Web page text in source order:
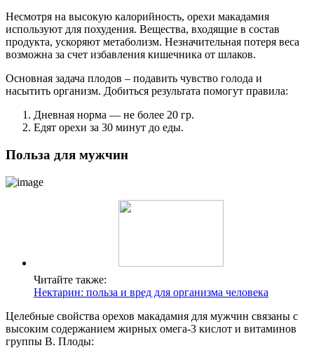
Несмотря на высокую калорийность, орехи макадамия
используют для похудения. Вещества, входящие в состав
продукта, ускоряют метаболизм. Незначительная потеря веса
возможна за счет избавления кишечника от шлаков.
Основная задача плодов – подавить чувство голода и
насытить организм. Добиться результата помогут правила:
Дневная норма — не более 20 гр.
Едят орехи за 30 минут до еды.
Польза для мужчин
Читайте также:
Нектарин: польза и вред для организма человека
Целебные свойства орехов макадамия для мужчин связаны с
высоким содержанием жирных омега-3 кислот и витаминов
группы В. Плоды: